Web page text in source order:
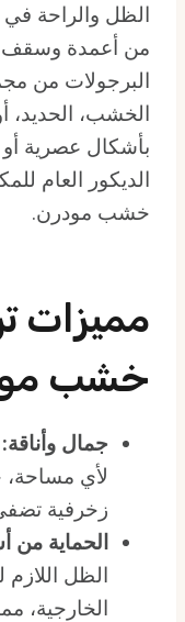
الظل والراحة في
من أعمدة وسقف
البرجولات من
الخشب، الحديد،
بأشكال عصرية
الديكور العام
خشب مودرن.
مميزات
خشب
جمال وأناقة:
لأي
زخرفية
الحماية
الظل
الخارجية،